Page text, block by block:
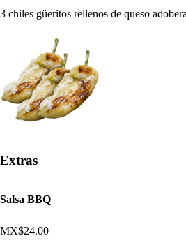
3 chiles güeritos rellenos de queso
Extras
Salsa BBQ
MX$24.00